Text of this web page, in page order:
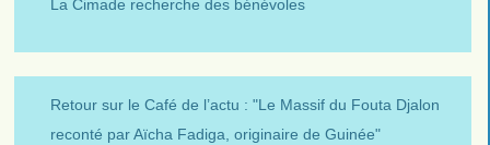
La Cimade recherche des bénévoles
Retour sur le Café de l’actu : "Le Massif du Fouta Djalon
reconté par Aïcha Fadiga, originaire de Guinée"